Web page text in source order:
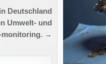
Deutschland
Umwelt- und
monitoring. →